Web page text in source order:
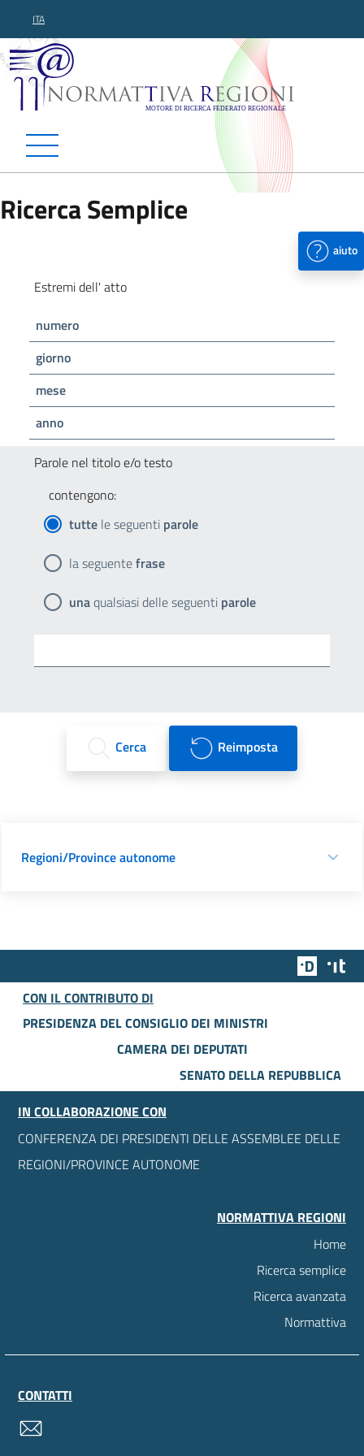
ITA
Normattiva Regioni -
Ricerca Semplice
aiuto
Estremi dell' atto
numero
giorno
mese
anno
Parole nel titolo e/o testo
contengono:
tutte le seguenti parole
la seguentefrase
unaqualsiasi delle seguenti parole
Cerca Reimposta
Regioni/Province autonome
Team
CON IL CONTRIBUTO DI
PRESIDENZA DEL CONSIGLIO DEI MINISTRI
CAMERA DEI DEPUTATI
SENATO DELLA REPUBBLICA
IN COLLABORAZIONE CON
CONFERENZA DEI PRESIDENTI DELLE ASSEMBLEE DELLE
REGIONI/PROVINCE AUTONOME
NORMATTIVA REGIONI
Home
Ricerca semplice
Ricerca avanzata
Normattiva
CONTATTI